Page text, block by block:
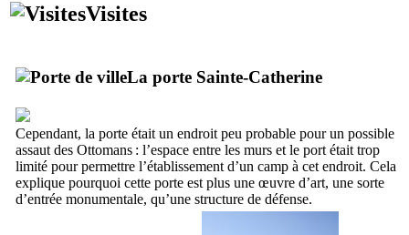
Visites
La porte Sainte-Catherine
Cependant, la porte était un endroit peu probable pour un possible
assaut des Ottomans : l’espace entre les murs et le port était trop
limité pour permettre l’établissement d’un camp à cet endroit. Cela
explique pourquoi cette porte est plus une œuvre d’art, une sorte
d’entrée monumentale, qu’une structure de défense.